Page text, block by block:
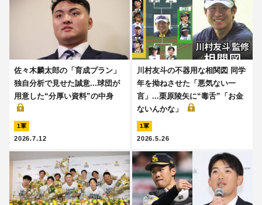
佐々木麟太郎の「育成プラン」
独自分析で見せた誠意...球団が
用意した“分厚い資料”の中身
1軍
2026.7.12
川村友斗の不器用な相関図 同学
年を拗ねさせた「悪気ない一
言」...栗原陵矢に“毒舌”「お金
ないんかな」
1軍
2026.5.26